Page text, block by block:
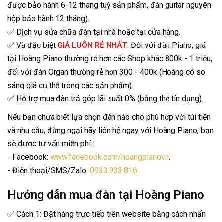
được bảo hành 6-12 tháng tuỳ sản phẩm, đàn guitar nguyên
hộp bảo hành 12 tháng).
✅ Dịch vụ sửa chữa đàn tại nhà hoặc tại cửa hàng.
✅ Và đặc biệt GIÁ LUÔN RẺ NHẤT. Đối với đàn Piano, giá
tại Hoàng Piano thường rẻ hơn các Shop khác 800k - 1 triệu,
đối với đàn Organ thường rẻ hơn 300 - 400k (Hoàng có so
sáng giá cụ thể trong các sản phẩm).
✅ Hỗ trợ mua đàn trả góp lãi suất 0% (bằng thẻ tín dụng).
Nếu bạn chưa biết lựa chọn đàn nào cho phù hợp với túi tiền
và nhu cầu, đừng ngại hãy liên hệ ngay với Hoàng Piano, bạn
sẽ được tư vấn miễn phí:
- Facebook: www.facebook.com/hoangpianovn.
- Điện thoại/SMS/Zalo: 0933.933.816.
Hướng dẫn mua đàn tại Hoàng Piano
✅ Cách 1: Đặt hàng trực tiếp trên website bằng cách nhấn